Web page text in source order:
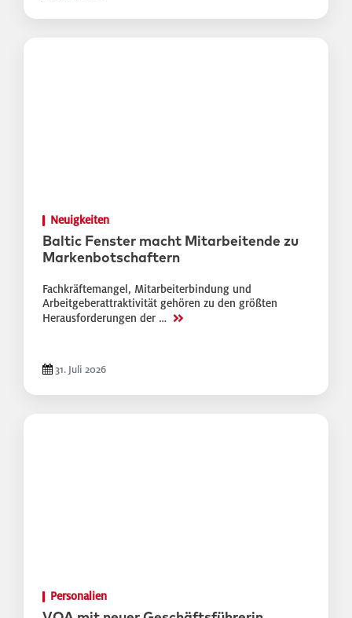
Neuigkeiten
Baltic Fenster macht Mitarbeitende zu
Markenbotschaftern
Fachkräftemangel, Mitarbeiterbindung und
Arbeitgeberattraktivität gehören zu den größten
Herausforderungen der … >>
31. Juli 2026
Personalien